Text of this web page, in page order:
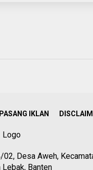
PASANG IKLAN
Desa Aweh,
Lebak, Banten